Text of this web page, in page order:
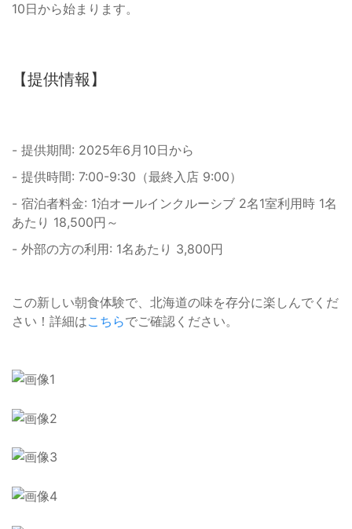
10日から始まります。
【提供情報】
- 提供期間: 2025年6月10日から
- 提供時間: 7:00-9:30（最終入店 9:00）
- 宿泊者料金: 1泊オールインクルーシブ 2名1室利用時 1名
あたり 18,500円～
- 外部の方の利用: 1名あたり 3,800円
この新しい朝食体験で、北海道の味を存分に楽しんでくだ
さい！詳細はこちらでご確認ください。